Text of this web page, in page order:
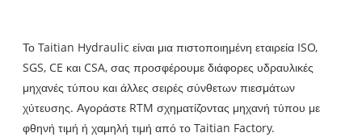
Το Taitian Hydraulic είναι μια πιστοποιημένη εταιρεία ISO,
SGS, CE και CSA, σας προσφέρουμε διάφορες υδραυλικές
μηχανές τύπου και άλλες σειρές σύνθετων πιεσμάτων
χύτευσης. Αγοράστε RTM σχηματίζοντας μηχανή τύπου με
φθηνή τιμή ή χαμηλή τιμή από το Taitian Factory.